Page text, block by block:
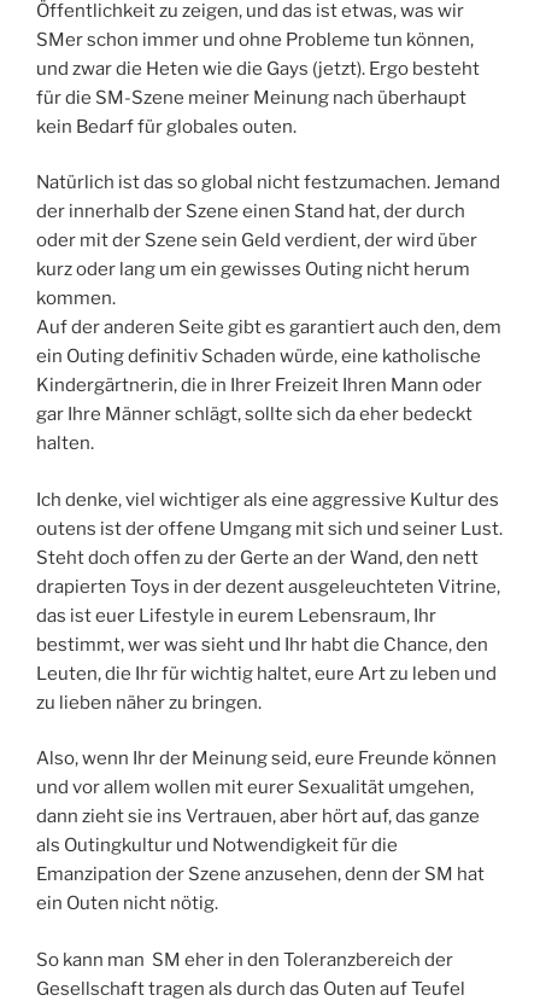
Öffentlichkeit zu zeigen, und das ist etwas, was wir
SMer schon immer und ohne Probleme tun können,
und zwar die Heten wie die Gays (jetzt). Ergo besteht
für die SM-Szene meiner Meinung nach überhaupt
kein Bedarf für globales outen.
Natürlich ist das so global nicht festzumachen. Jemand
der innerhalb der Szene einen Stand hat, der durch
oder mit der Szene sein Geld verdient, der wird über
kurz oder lang um ein gewisses Outing nicht herum
kommen.
Auf der anderen Seite gibt es garantiert auch den, dem
ein Outing definitiv Schaden würde, eine katholische
Kindergärtnerin, die in Ihrer Freizeit Ihren Mann oder
gar Ihre Männer schlägt, sollte sich da eher bedeckt
halten.
Ich denke, viel wichtiger als eine aggressive Kultur des
outens ist der offene Umgang mit sich und seiner Lust.
Steht doch offen zu der Gerte an der Wand, den nett
drapierten Toys in der dezent ausgeleuchteten Vitrine,
das ist euer Lifestyle in eurem Lebensraum, Ihr
bestimmt, wer was sieht und Ihr habt die Chance, den
Leuten, die Ihr für wichtig haltet, eure Art zu leben und
zu lieben näher zu bringen.
Also, wenn Ihr der Meinung seid, eure Freunde können
und vor allem wollen mit eurer Sexualität umgehen,
dann zieht sie ins Vertrauen, aber hört auf, das ganze
als Outingkultur und Notwendigkeit für die
Emanzipation der Szene anzusehen, denn der SM hat
ein Outen nicht nötig.
So kann man SM eher in den Toleranzbereich der
Gesellschaft tragen als durch das Outen auf Teufel